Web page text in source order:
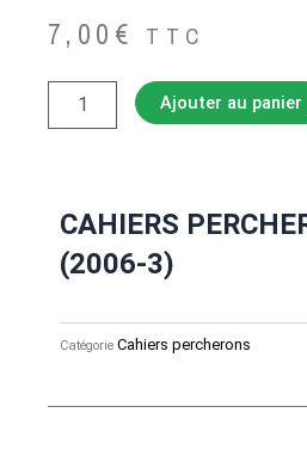
7,00 € TTC
(2006-
3)
Ajouter au panier
CAHIERS
(2006-3)
Catégorie Cahiers percherons